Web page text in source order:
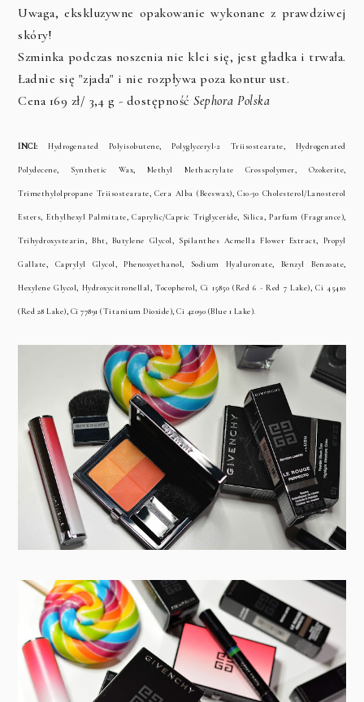
Uwaga, ekskluzywne opakowanie wykonane z prawdziwej
skóry!
Szminka podczas noszenia nie klei się, jest gładka i trwała.
Ładnie się "zjada" i nie rozpływa poza kontur ust.
Cena 169 zł/ 3,4 g - dostępnośćSephora Polska
INCI: Hydrogenated Polyisobutene, Polyglyceryl-2 Triisostearate, Hydrogenated
Polydecene, Synthetic Wax, Methyl Methacrylate Crosspolymer, Ozokerite,
Trimethylolpropane Triisostearate, Cera Alba (Beeswax), C10-30 Cholesterol/Lanosterol
Esters, Ethylhexyl Palmitate, Caprylic/Capric Triglyceride, Silica, Parfum (Fragrance),
Trihydroxystearin, Bht, Butylene Glycol, Spilanthes Acmella Flower Extract, Propyl
Gallate, Caprylyl Glycol, Phenoxyethanol, Sodium Hyaluronate, Benzyl Benzoate,
Hexylene Glycol, Hydroxycitronellal, Tocopherol, Ci 15850 (Red 6 - Red 7 Lake), Ci 45410
(Red 28 Lake), Ci 77891 (Titanium Dioxide), Ci 42090 (Blue 1 Lake).